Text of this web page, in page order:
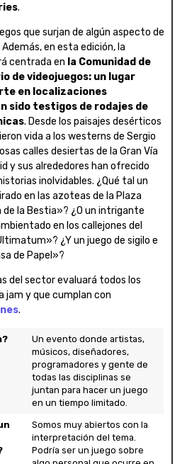
.
que surjan de algún aspecto de
Además, en esta edición, la
centrada en la Comunidad de
de videojuegos: un lugar
en localizaciones
sido testigos de rodajes de
. Desde los paisajes desérticos
vida a los westerns de Sergio
calles desiertas de la Gran Vía
y sus alrededores han ofrecido
inolvidables. ¿Qué tal un
en las azoteas de la Plaza
de la Bestia»? ¿O un intrigante
en los callejones del
¿Y un juego de sigilo e
de Papel»?
del sector evaluará todos los
jam y que cumplan con
.
Un evento donde artistas,
músicos, diseñadores,
programadores y gente de
todas las disciplinas se
juntan para hacer un juego
en un tiempo limitado.
Somos muy abiertos con la
interpretación del tema.
Podría ser un juego sobre